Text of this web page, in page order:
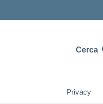
Cerca
Privacy